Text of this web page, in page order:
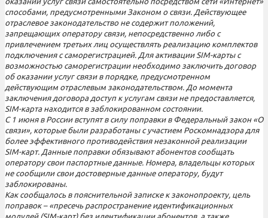
способами, предусмотренными Законом о связи. Действующее
отраслевое законодательство не содержит положений,
запрещающих оператору связи, непосредственно либо с
привлечением третьих лиц осуществлять реализацию комплектов
подключения с саморегистрацией. Для активации SIM-карты с
возможностью саморегистрации необходимо заключить договор
об оказании услуг связи в порядке, предусмотренном
действующим отраслевым законодательством. До момента
заключения договора доступ к услугам связи не предоставляется,
SIM-карта находится в заблокированном состоянии.
С 1 июня в России вступят в силу поправки в Федеральный закон «О
связи», которые были разработаны с участием Роскомнадзора для
более эффективного противодействия незаконной реализации
SIM-карт. Данные поправки обязывают абонентов сообщать
оператору свои паспортные данные. Номера, владельцы которых
не сообщили свои достоверные данные оператору, будут
заблокированы.
Как сообщалось в пояснительной записке к законопроекту, цель
поправок – «пресечь распространение идентификационных